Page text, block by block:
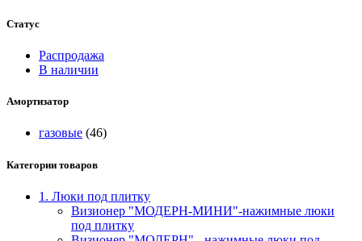
Статус
Распродажа
В наличии
Амортизатор
газовые (46)
Категории товаров
1. Люки под плитку
Визионер "МОДЕРН-МИНИ"-нажимные люки
под плитку